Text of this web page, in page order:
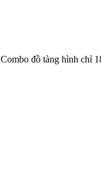
Combo đồ tàng hình chỉ